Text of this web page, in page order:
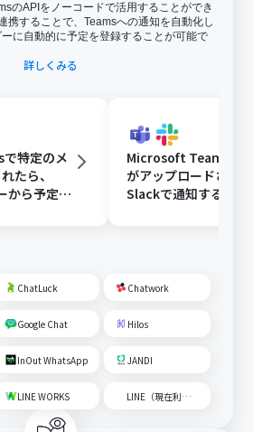
のAPIをノーコードで活用することができ
携することで、Teamsへの通知を自動化し
に自動的に予定を登録することが可能で
詳しくみる
特定のメ
たら、
から予定を
Microsoft Teamsに
がアップロードされ
Slackで通知する
ChatLuck Chatwork
Google Chat Hilos
InOut WhatsApp JANDI
LINE WORKS LINE（現在利用不可）